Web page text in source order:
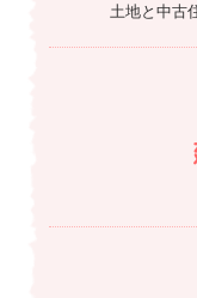
土地と中古